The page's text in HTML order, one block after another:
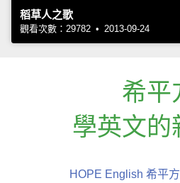
稻草人之歌
觀看次數：29782 • 2013-09-24
希平
學英文的
HOPE English 希平